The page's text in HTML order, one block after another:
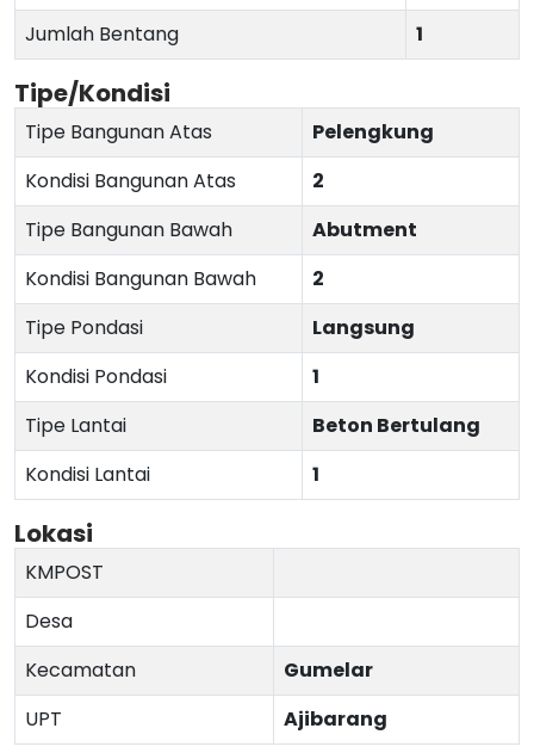
Jumlah Bentang
1
Tipe/Kondisi
Tipe Bangunan Atas
Pelengkung
Kondisi Bangunan Atas
2
Tipe Bangunan Bawah
Abutment
Kondisi Bangunan Bawah
2
Tipe Pondasi
Langsung
Kondisi Pondasi
1
Tipe Lantai
Beton Bertulang
Kondisi Lantai
1
Lokasi
KMPOST
Desa
Kecamatan
Gumelar
UPT
Ajibarang